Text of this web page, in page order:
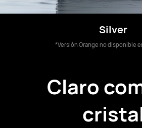
Silver
*Versión Orange no disponible
Claro